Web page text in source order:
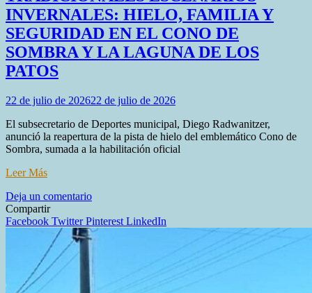
INVERNALES: HIELO, FAMILIA Y
SEGURIDAD EN EL CONO DE
SOMBRA Y LA LAGUNA DE LOS
PATOS
22 de julio de 202622 de julio de 2026
El subsecretario de Deportes municipal, Diego Radwanitzer,
anunció la reapertura de la pista de hielo del emblemático Cono de
Sombra, sumada a la habilitación oficial
Leer Más
Deja un comentarioen
GRANDE
RECUPERA
SUS
INVERNALES:
Compartir
Facebook TwitterPinterest LinkedIn